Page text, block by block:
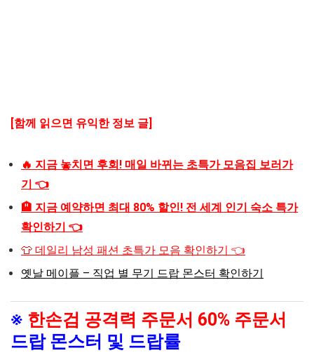
[함께 읽으면 유익한 정보 글]
🔥 지금 놓치면 후회! 매일 바뀌는 초특가 모음집 보러가
기 👈
🏨 지금 예약하면 최대 80% 할인! 전 세계 인기 숙소 특가
확인하기 👈
👕 데일리 남성 패션 초특가 모음 확인하기 👈
옛날 메이플 – 직업 별 무기 드랍 몬스터 확인하기
※ 한손검 공격력 주문서 60% 주문서
드랍 몬스터 및 드랍률